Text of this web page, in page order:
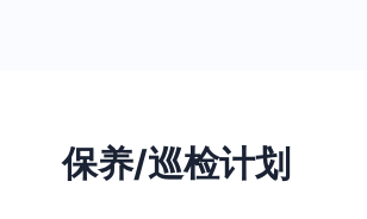
保养/巡检计划